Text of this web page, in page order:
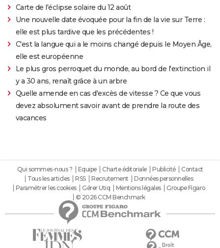
Carte de l'éclipse solaire du 12 août
Une nouvelle date évoquée pour la fin de la vie sur Terre :
elle est plus tardive que les précédentes !
C'est la langue qui a le moins changé depuis le Moyen Âge,
elle est européenne
Le plus gros perroquet du monde, au bord de l'extinction il
y a 30 ans, renaît grâce à un arbre
Quelle amende en cas d'excès de vitesse ? Ce que vous
devez absolument savoir avant de prendre la route des
vacances
Qui sommes-nous ? Equipe Charte éditoriale Publicité
Contact
Tous les articles
RSS Recrutement
Données personnelles
Paramétrer les cookies
Gérer Utiq Mentions légales
Groupe Figaro
© 2026 CCM Benchmark